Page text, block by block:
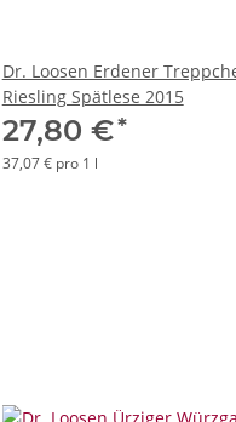
Dr. Loosen Erdener
Riesling Spätlese 2015
27,80 €*
37,07 € pro 1 l